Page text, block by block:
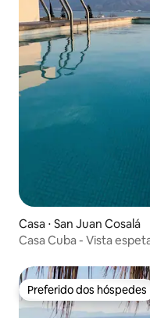
Casa ⋅ San Juan Cosalá
Casa Cuba - Vista
Preferido dos hóspedes
Preferido dos hóspedes